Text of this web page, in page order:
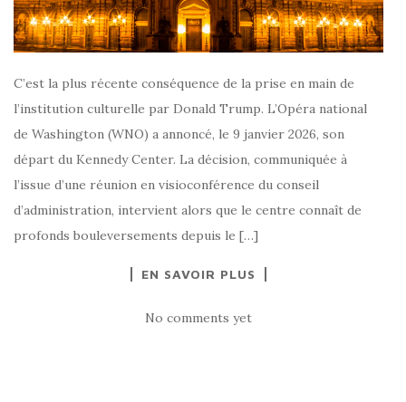
C’est la plus récente conséquence de la prise en main de
l’institution culturelle par Donald Trump. L’Opéra national
de Washington (WNO) a annoncé, le 9 janvier 2026, son
départ du Kennedy Center. La décision, communiquée à
l’issue d’une réunion en visioconférence du conseil
d’administration, intervient alors que le centre connaît de
profonds bouleversements depuis le […]
EN SAVOIR PLUS
No comments yet